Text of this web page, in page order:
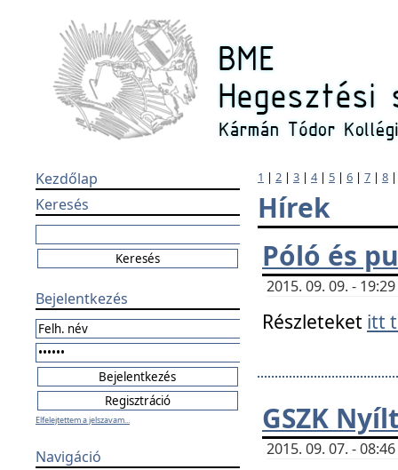
Kezdőlap
Keresés
Bejelentkezés
Elfelejtettem a jelszavam...
Navigáció
1 | 2 | 3 | 4| 5 | 6 | 7 | 8
Hírek
Póló és
2015. 09. 09. -
Részleteket itt
GSZK
2015. 09. 07. -